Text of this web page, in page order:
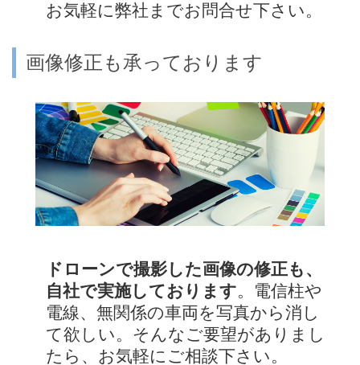
お気軽に弊社までお問合せ下さい。
画像修正も承っております
ドローンで撮影した画像の修正も、
自社で実施しております。電信柱や
電線、無関係の車両を写真から消し
て欲しい。そんなご要望がありまし
たら、お気軽にご相談下さい。